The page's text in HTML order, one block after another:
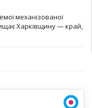
механізованої
Харківщину — край,